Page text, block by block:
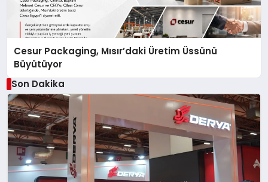
Cesur Packaging, Mısır’daki Üretim Üssünü
Büyütüyor
Son Dakika